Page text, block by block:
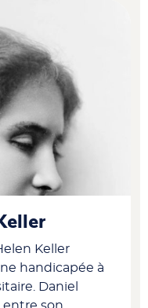
Keller
handicapée à
Daniel